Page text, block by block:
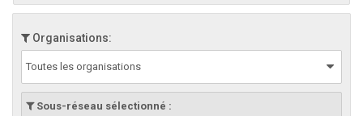
Organisations:
Toutes les organisations
Sous-réseau sélectionné :